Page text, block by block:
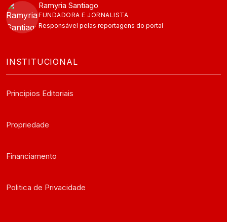
Ramyria Santiago
FUNDADORA E JORNALISTA
Responsável pelas reportagens do portal
INSTITUCIONAL
Principios Editoriais
Propriedade
Financiamento
Politica de Privacidade